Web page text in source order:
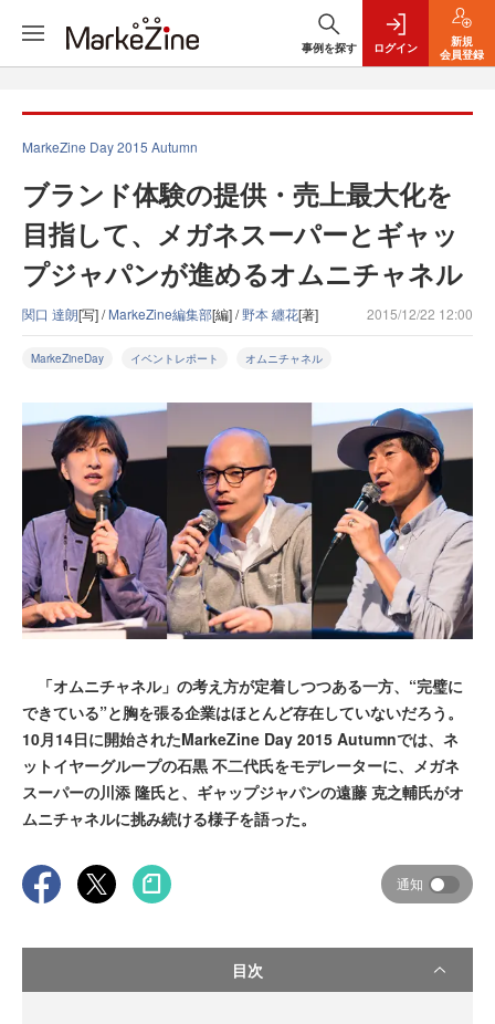
事例を探す ログイン
新規
会員登録
MarkeZine Day 2015 Autumn
ブランド体験の提供・売上最大化を
目指して、メガネスーパーとギャッ
プジャパンが進めるオムニチャネル
関口 達朗[写] /MarkeZine編集部[編] /野本 纏花[著] 2015/12/22 12:00
MarkeZineDay イベントレポート オムニチャネル
「オムニチャネル」の考え方が定着しつつある一方、“完璧に
できている”と胸を張る企業はほとんど存在していないだろう。
10月14日に開始されたMarkeZine Day 2015 Autumnでは、ネ
ットイヤーグループの石黒 不二代氏をモデレーターに、メガネ
スーパーの川添 隆氏と、ギャップジャパンの遠藤 克之輔氏がオ
ムニチャネルに挑み続ける様子を語った。
通知
目次